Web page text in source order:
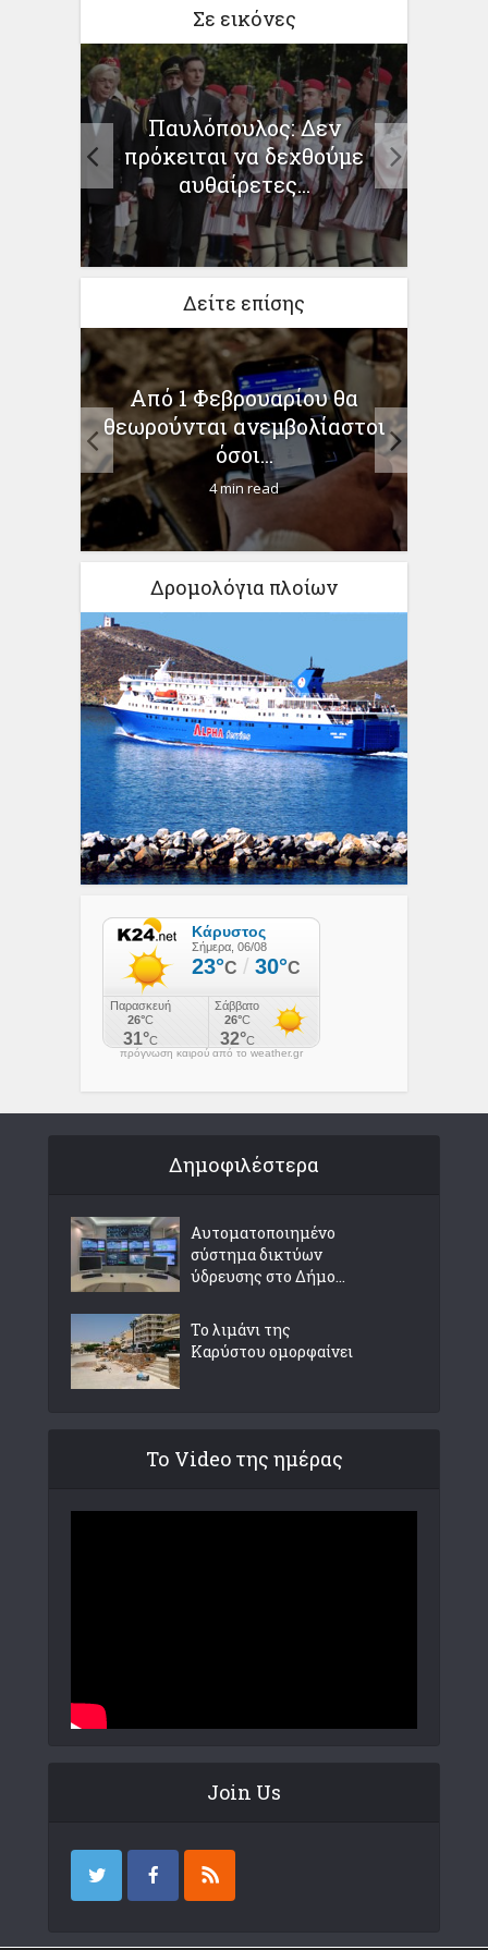
Σε εικόνες
Παυλόπουλος: Δεν
πρόκειται να δεχθούμε
αυθαίρετες...
Δείτε επίσης
Από 1 Φεβρουαρίου θα
θεωρούνται ανεμβολίαστοι
όσοι...
4 min read
Δρομολόγια πλοίων
πρόγνωση καιρού από το weather.gr
Δημοφιλέστερα
Αυτοματοποιημένο
σύστημα δικτύων
ύδρευσης στο Δήμο...
Το λιμάνι της
Καρύστου ομορφαίνει
Το Video της ημέρας
Join Us